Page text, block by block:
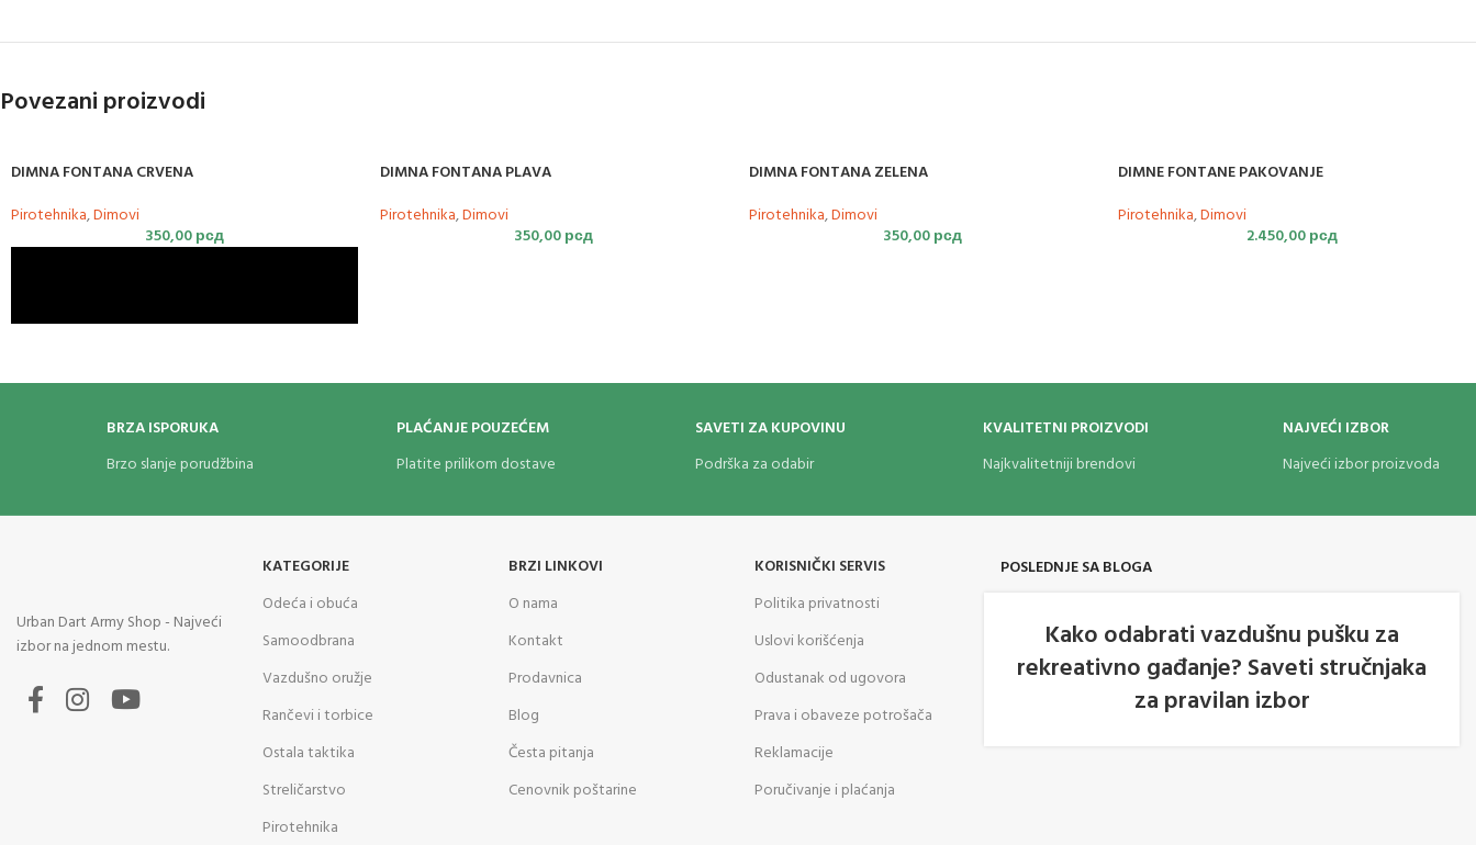
Povezani proizvodi
DIMNA FONTANA CRVENA
Pirotehnika,Dimovi
350,00рсд
DIMNA FONTANA PLAVA
Pirotehnika,Dimovi
350,00рсд
DIMNA FONTANA ZELENA
Pirotehnika,Dimovi
350,00рсд
DIMNE FONTANE PAKOVANJE
Pirotehnika,Dimovi
2.450,00рсд
BRZA ISPORUKA
Brzo slanje porudžbina
PLAĆANJE POUZEĆEM
Platite prilikom dostave
SAVETI ZA KUPOVINU
Podrška za odabir
KVALITETNI PROIZVODI
Najkvalitetniji brendovi
NAJVEĆI IZBOR
Najveći izbor proizvoda
Urban Dart Army Shop - Najveći
izbor na jednom mestu.
KATEGORIJE
Odeća i obuća
Samoodbrana
Vazdušno oružje
Rančevi i torbice
Ostala taktika
Streličarstvo
Pirotehnika
BRZI LINKOVI
O nama
Kontakt
Prodavnica
Blog
Česta pitanja
Cenovnik poštarine
KORISNIČKI SERVIS
Politika privatnosti
Uslovi korišćenja
Odustanak od ugovora
Prava i obaveze potrošača
Reklamacije
Poručivanje i plaćanja
POSLEDNJE SA BLOGA
Kako odabrati vazdušnu pušku za
rekreativno gađanje? Saveti stručnjaka
za pravilan izbor